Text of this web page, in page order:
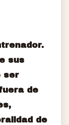
sus
ser
de
de